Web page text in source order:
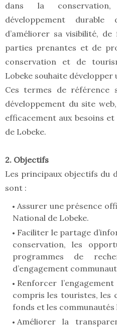
dans la
développement durable
d’améliorer sa visibilité,
parties prenantes et de
conservation et de
Lobeke souhaite développer
Ces termes de référence
développement du site
efficacement aux besoins
de Lobeke.
2. Objectifs
Les principaux objectifs du
sont :
Assurer une présence
National de Lobeke.
Faciliter le partage
conservation, les
programmes de
d’engagement
Renforcer
compris les touristes, les
fonds et les communautés
Améliorer la